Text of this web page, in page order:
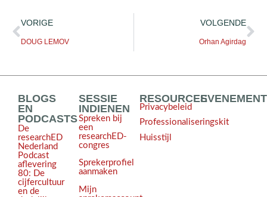
VORIGE
DOUG LEMOV
VOLGENDE
Orhan Agirdag
BLOGS
EN
PODCASTS
De
researchED
Nederland
Podcast
aflevering
80: De
cijfercultuur
en de
SESSIE
INDIENEN
Spreken bij
een
researchED-
congres
Sprekerprofiel
aanmaken
Mijn
RESOURCES
Privacybeleid
Professionaliseringskit
Huisstijl